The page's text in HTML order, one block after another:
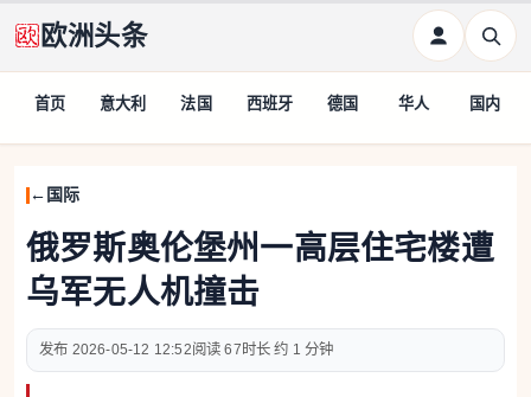
欧洲头条
首页 意大利 法国 西班牙 德国 华人 国内
国际
俄罗斯奥伦堡州一高层住宅楼遭
乌军无人机撞击
2026-05-12 12:52 67 约 1 分钟